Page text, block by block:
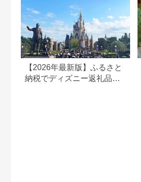
【2026年最新版】ふるさと
納税でディズニー返礼品は